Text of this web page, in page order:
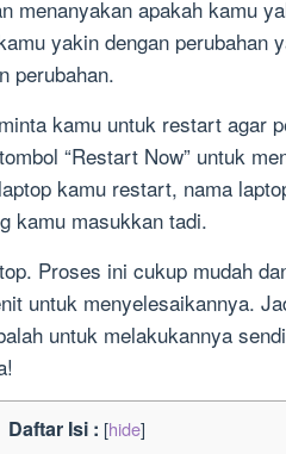
menanyakan apakah kamu
yakin dengan perubahan
perubahan.
kamu untuk restart agar
“Restart Now” untuk
kamu restart, nama
kamu masukkan tadi.
Proses ini cukup mudah
untuk menyelesaikannya.
untuk melakukannya
Daftar Isi : [hide]